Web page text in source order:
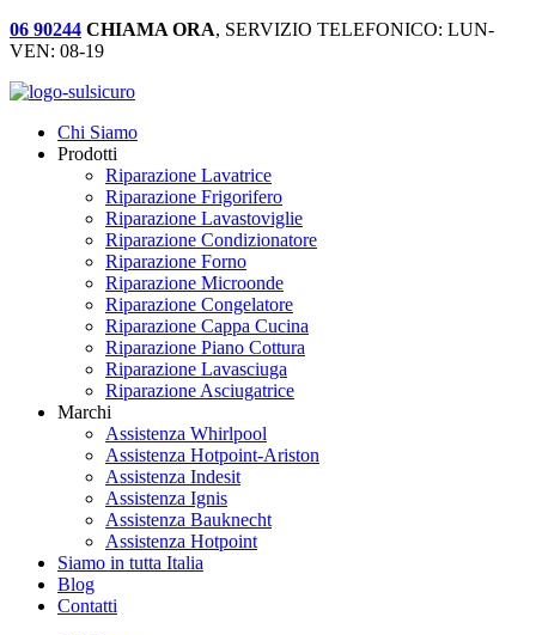
06 90244 CHIAMA ORA, SERVIZIO TELEFONICO: LUN-
VEN: 08-19
Chi Siamo
Prodotti
Riparazione Lavatrice
Riparazione Frigorifero
Riparazione Lavastoviglie
Riparazione Condizionatore
Riparazione Forno
Riparazione Microonde
Riparazione Congelatore
Riparazione Cappa Cucina
Riparazione Piano Cottura
Riparazione Lavasciuga
Riparazione Asciugatrice
Marchi
Assistenza Whirlpool
Assistenza Hotpoint-Ariston
Assistenza Indesit
Assistenza Ignis
Assistenza Bauknecht
Assistenza Hotpoint
Siamo in tutta Italia
Blog
Contatti